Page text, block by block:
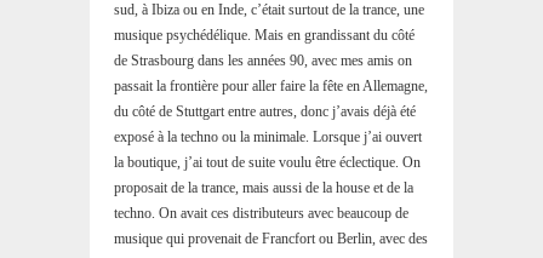
sud, à Ibiza ou en Inde, c’était surtout de la trance, une
musique psychédélique. Mais en grandissant du côté
de Strasbourg dans les années 90, avec mes amis on
passait la frontière pour aller faire la fête en Allemagne,
du côté de Stuttgart entre autres, donc j’avais déjà été
exposé à la techno ou la minimale. Lorsque j’ai ouvert
la boutique, j’ai tout de suite voulu être éclectique. On
proposait de la trance, mais aussi de la house et de la
techno. On avait ces distributeurs avec beaucoup de
musique qui provenait de Francfort ou Berlin, avec des